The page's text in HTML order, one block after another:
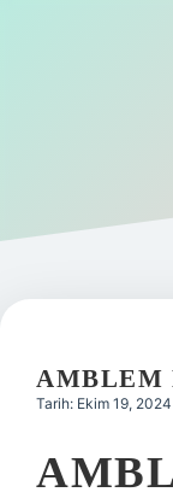
Gizlilik Politikası
Yasal Uyarı
AMBLEM
Tarih: Ekim 19, 2024